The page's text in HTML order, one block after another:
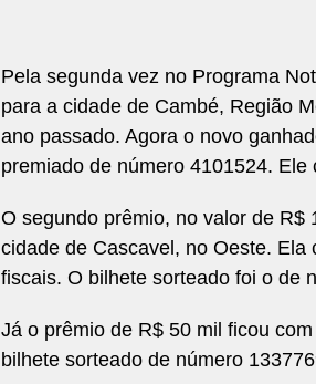
Pela segunda vez no Programa
para a cidade de Cambé, Região
ano passado. Agora o novo
premiado de número 4101524.
O segundo prêmio, no valor de R$
cidade de Cascavel, no Oeste.
fiscais. O bilhete sorteado foi o de
Já o prêmio de R$ 50 mil ficou
bilhete sorteado de número